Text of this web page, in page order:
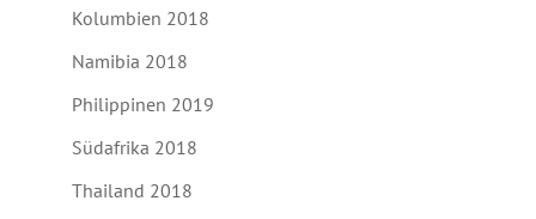
Kolumbien 2018
Namibia 2018
Philippinen 2019
Südafrika 2018
Thailand 2018